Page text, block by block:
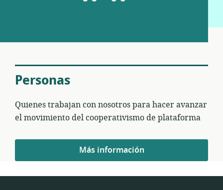
Personas
Quienes trabajan con nosotros para hacer avanzar
el movimiento del cooperativismo de plataforma
Personas
—
Más información